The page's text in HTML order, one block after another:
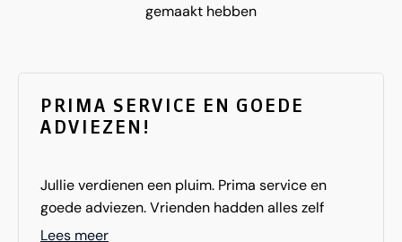
gemaakt hebben
PRIMA SERVICE EN GOEDE
ADVIEZEN!
Jullie verdienen een pluim. Prima service en
goede adviezen. Vrienden hadden alles zelf
geregeld in de veronderstelling veel goedkoper
Lees meer